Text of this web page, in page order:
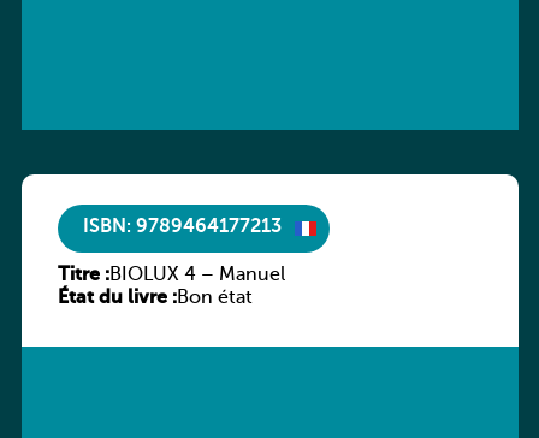
ISBN: 9789464177213
Titre :BIOLUX 4 – Manuel
État du livre :Bon état